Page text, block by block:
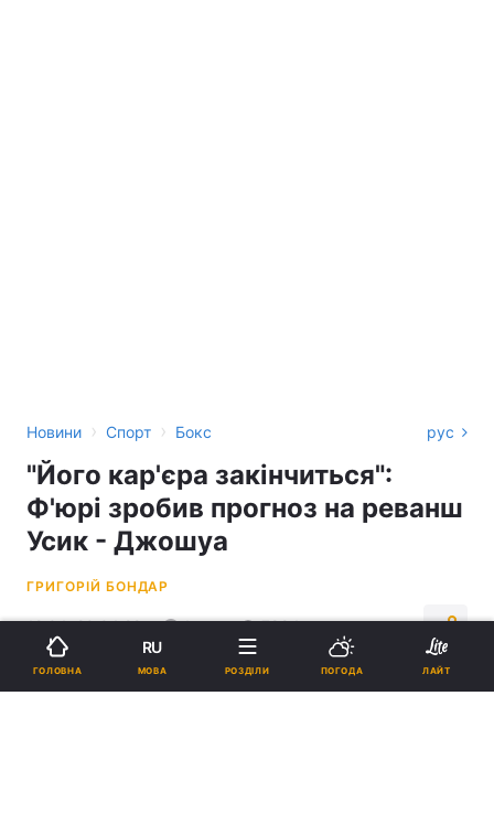
Новини › Спорт › Бокс рус
"Його кар'єра закінчиться":
Ф'юрі зробив прогноз на реванш
Усик - Джошуа
ГРИГОРІЙ БОНДАР
12:04, 20.04.22 1 хв. 7894
Підпишіться на нас в Google
ГОЛОВНА
RU
МОВА РОЗДІЛИ ПОГОДА ЛАЙТ